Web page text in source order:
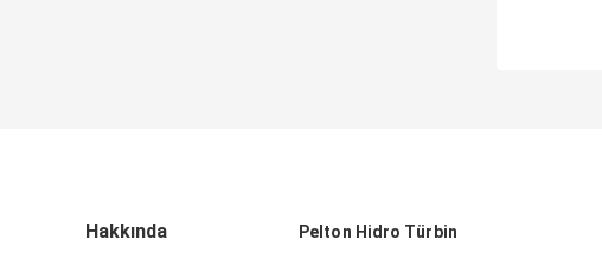
Hakkında Pelton Hidro Türbin